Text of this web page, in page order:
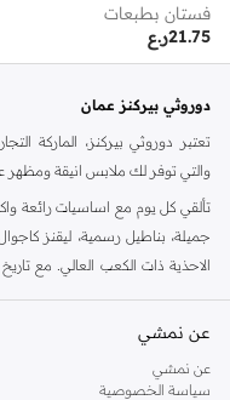
فستان بطبعات
ر.ع21.75
دوروثي بيركنز عمان
تعتبر دوروثي بيركنز، الماركة
والتي توفر لك ملابس انيقة
تألقي كل يوم مع اساسيات رائعة
جميلة، بناطيل رسمية، ليقنز
الاحذية ذات الكعب العالي. مع
كنت تقومين بتجديد خزانة ملابسك
اليه.
عن نمشي
عن نمشي
سياسة الخصوصية